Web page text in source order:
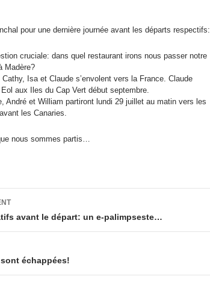
pour une dernière journée avant les départs respectifs:
cruciale: dans quel restaurant irons nous passer notre
Madère?
Isa et Claude s’envolent vers la France. Claude
aux Iles du Cap Vert début septembre.
André et William partiront lundi 29 juillet au matin vers les
les Canaries.
nous sommes partis…
avant le départ: un e-palimpseste…
échappées!